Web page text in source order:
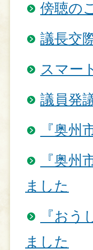
傍聴の
議長交
スマー
議員発
『奥
『奥
ました
『お
ました